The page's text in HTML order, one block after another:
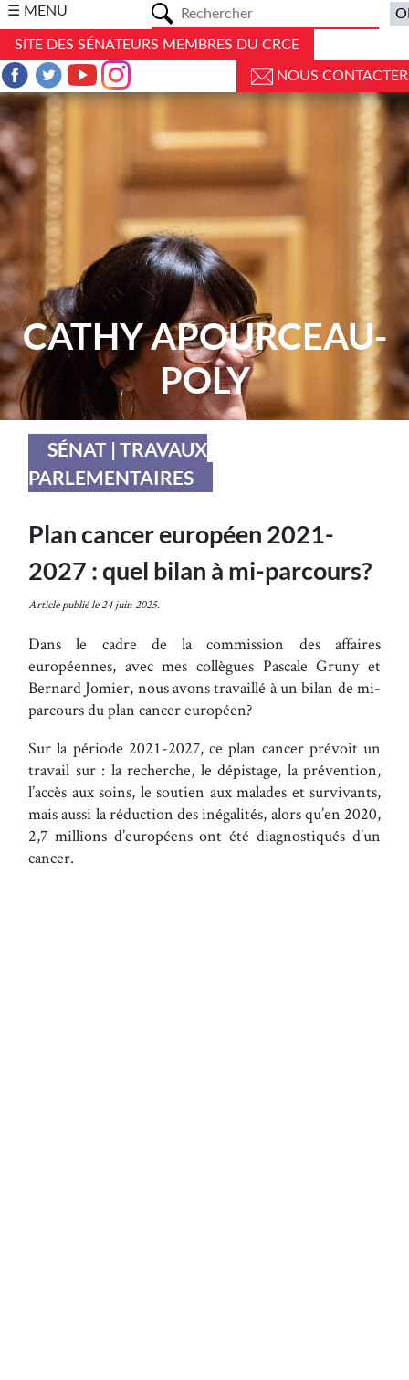
☰ MENU
SITE DES SÉNATEURS MEMBRES DU CRCE
NOUS CONTACTER
CATHY APOURCEAU-
POLY
SÉNAT | TRAVAUX
PARLEMENTAIRES
Plan cancer européen 2021-
2027 : quel bilan à mi-parcours?
Article publié le 24 juin 2025.
Dans le cadre de la commission des affaires
européennes, avec mes collègues Pascale Gruny et
Bernard Jomier, nous avons travaillé à un bilan de mi-
parcours du plan cancer européen?
Sur la période 2021-2027, ce plan cancer prévoit un
travail sur : la recherche, le dépistage, la prévention,
l’accès aux soins, le soutien aux malades et survivants,
mais aussi la réduction des inégalités, alors qu’en 2020,
2,7 millions d’européens ont été diagnostiqués d’un
cancer.